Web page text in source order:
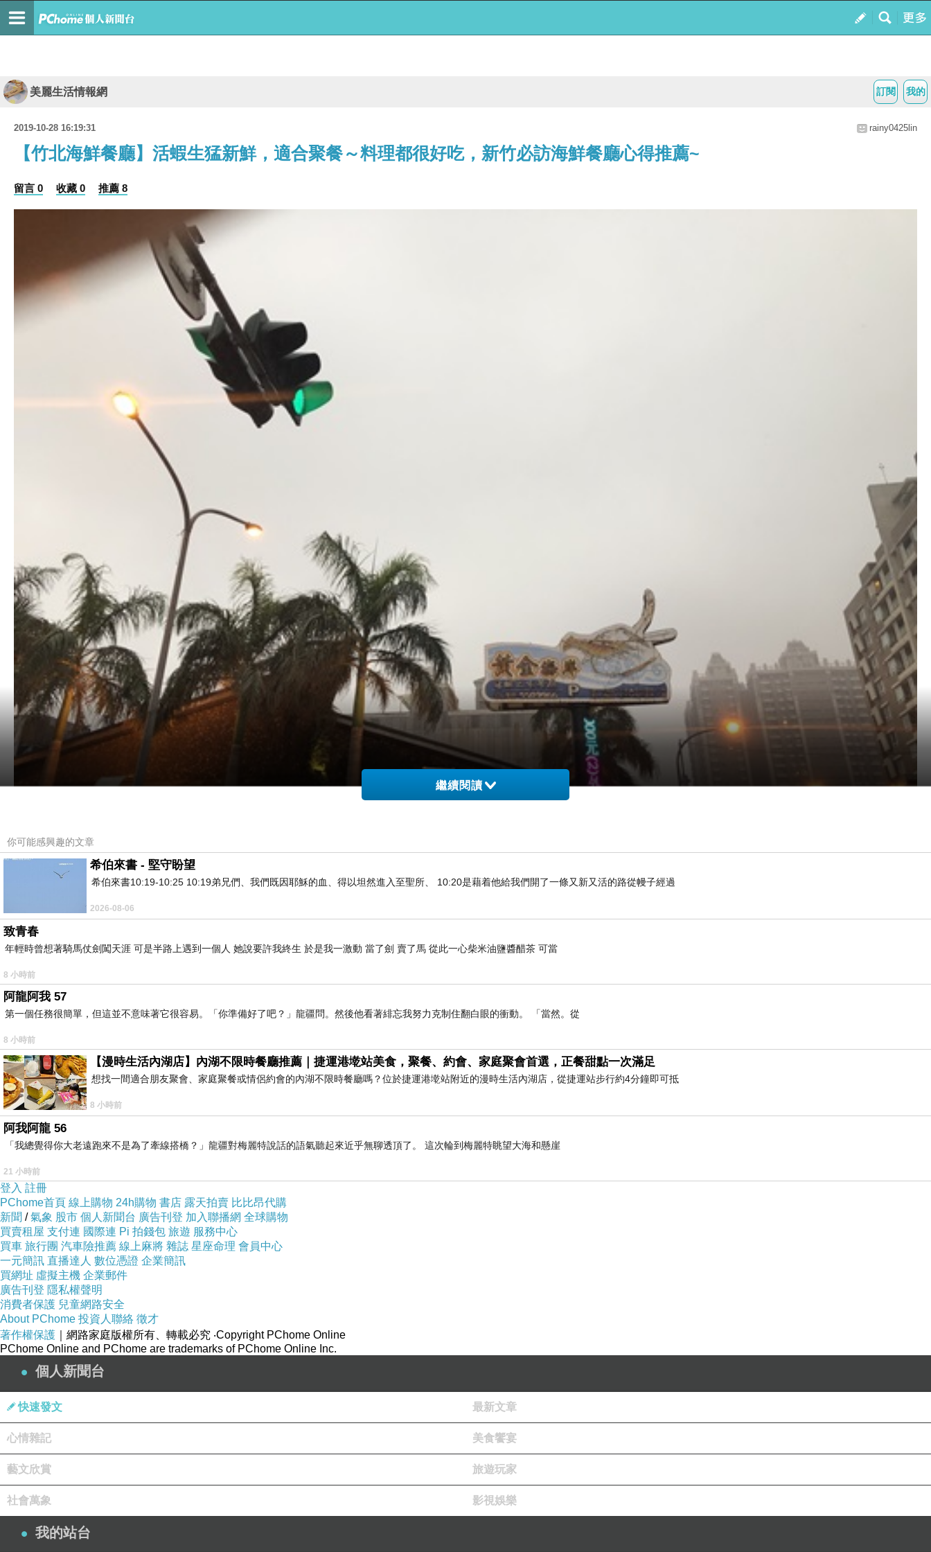
我的
訂閱
美麗生活情報網
2019-10-28 16:19:31 rainy0425lin
【竹北海鮮餐廳】活蝦生猛新鮮，適合聚餐～料理都很好吃，新竹必訪海鮮餐廳心得推薦~
留言 0 收藏 0 推薦 8
想說有一陣子沒找找新竹的朋友們，選了大家都可以的時間，特地北上找他們，去新竹我還真的不知道要吃什麼，既然他們都是新竹的地頭蛇了，還不把找
覓食區的任務交給他們找，嘿嘿。結果給我找了一個竹北活蝦餐廳，黃金海岸活蝦之家，跑來新竹吃蝦，有沒有搞錯，嚇得我趕快谷歌一下，新竹餐廳推
薦、新竹美食餐廳推薦，看看好像也還不錯欸，蠻多人推薦這間新竹海鮮餐廳，竟然還有上節目，就讓我來挑戰看看阿!
一般的海鮮餐廳，都讓我有一種進到不良場所的感覺，畢竟外頭都會有人抽菸又喝酒的。這間黃金海岸活蝦餐廳倒是沒有這些問題，外頭還有些造景，讓人
挺放鬆的，聽朋友說，這裡跟蠻多竹科的公司有合作特約，可以說是竹北相當有名的聚餐餐廳，所以蠻多客人都是竹科的人來這裡聚餐，基本上客人素質會
繼續閱讀
你可能感興趣的文章
希伯來書 - 堅守盼望
希伯來書10:19-10:25 10:19弟兄們、我們既因耶穌的血、得以坦然進入至聖所、 10:20是藉着他給我們開了一條又新又活的路從幔子經過
2026-08-06
致青春
年輕時曾想著騎馬仗劍闖天涯 可是半路上遇到一個人 她說要許我終生 於是我一激動 當了劍 賣了馬 從此一心柴米油鹽醬醋茶 可當
8 小時前
阿龍阿我 57
第一個任務很簡單，但這並不意味著它很容易。「你準備好了吧？」龍疆問。然後他看著緋忘我努力克制住翻白眼的衝動。 「當然。從
8 小時前
【漫時生活內湖店】內湖不限時餐廳推薦｜捷運港墘站美食，聚餐、約會、家庭聚會首選，正餐甜點一次滿足
想找一間適合朋友聚會、家庭聚餐或情侶約會的內湖不限時餐廳嗎？位於捷運港墘站附近的漫時生活內湖店，從捷運站步行約4分鐘即可抵
8 小時前
阿我阿龍 56
「我總覺得你大老遠跑來不是為了牽線搭橋？」龍疆對梅麗特說話的語氣聽起來近乎無聊透頂了。 這次輪到梅麗特眺望大海和懸崖
21 小時前
登入 註冊
PChome首頁 線上購物 24h購物 書店 露天拍賣 比比昂代購
新聞 /氣象 股市 個人新聞台 廣告刊登 加入聯播網 全球購物
買賣租屋 支付連 國際連 Pi 拍錢包 旅遊 服務中心
買車 旅行團 汽車險推薦 線上麻將 雜誌 星座命理 會員中心
一元簡訊 直播達人 數位憑證 企業簡訊
買網址 虛擬主機 企業郵件
廣告刊登 隱私權聲明
消費者保護 兒童網路安全
About PChome 投資人聯絡 徵才
著作權保護 ｜網路家庭版權所有、轉載必究 ‧Copyright PChome Online
PChome Online and PChome are trademarks of PChome Online Inc.
個人新聞台
快速發文 最新文章
心情雜記 美食饗宴
藝文欣賞 旅遊玩家
社會萬象 影視娛樂
我的站台